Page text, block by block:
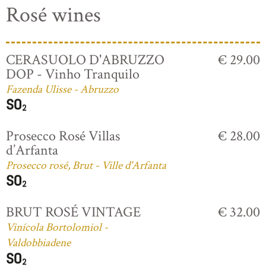
Rosé wines
CERASUOLO D'ABRUZZO
DOP - Vinho Tranquilo
Fazenda Ulisse - Abruzzo
€ 29.00
Prosecco Rosé Villas
d’Arfanta
Prosecco rosé, Brut - Ville d'Arfanta
€ 28.00
BRUT ROSÉ VINTAGE
Vinícola Bortolomiol -
Valdobbiadene
€ 32.00